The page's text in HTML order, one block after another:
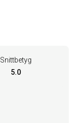
Snittbetyg
5.0